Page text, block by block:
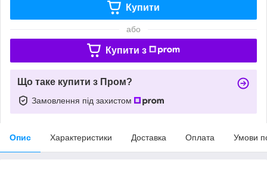
Купити
або
Купити з
Що таке купити з Пром?
Замовлення під захистом
Опис Характеристики Доставка Оплата Умови